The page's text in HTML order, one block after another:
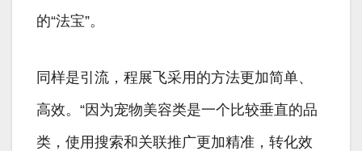
的“法宝”。
同样是引流，程展飞采用的方法更加简单、
高效。“因为宠物美容类是一个比较垂直的品
类，使用搜索和关联推广更加精准，转化效